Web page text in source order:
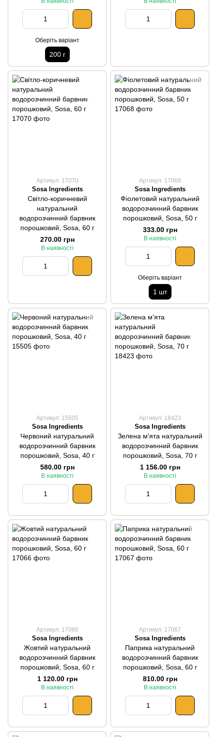
Оберіть варіант
200 г
Артикул: 17070
Sosa Ingredients
Світло-коричневий
натуральний
водорозчинний барвник
порошковий, Sosa, 60 г
270.00 грн
В наявності
Артикул: 17068
Sosa Ingredients
Фіолетовий натуральний
водорозчинний барвник
порошковий, Sosa, 50 г
333.00 грн
В наявності
Оберіть варіант
1 шт
Артикул: 15505
Sosa Ingredients
Червоний натуральний
водорозчинний барвник
порошковий, Sosa, 40 г
580.00 грн
В наявності
Артикул: 18423
Sosa Ingredients
Зелена м'ята натуральний
водорозчинний барвник
порошковий, Sosa, 70 г
1 156.00 грн
В наявності
Артикул: 17066
Sosa Ingredients
Жовтий натуральний
водорозчинний барвник
порошковий, Sosa, 60 г
1 120.00 грн
В наявності
Артикул: 17067
Sosa Ingredients
Паприка натуральний
водорозчинний барвник
порошковий, Sosa, 60 г
810.00 грн
В наявності